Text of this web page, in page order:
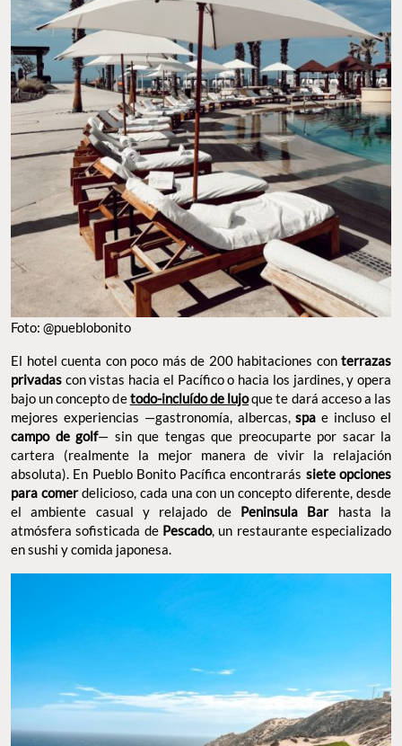
Foto: @pueblobonito
El hotel cuenta con poco más de 200 habitaciones conterrazas
privadas con vistas hacia el Pacífico o hacia los jardines, y opera
bajo un concepto detodo-incluído de lujoque te dará acceso a las
mejores experiencias —gastronomía, albercas,spa e incluso el
campo de golf— sin que tengas que preocuparte por sacar la
cartera (realmente la mejor manera de vivir la relajación
absoluta). En Pueblo Bonito Pacífica encontrarás siete opciones
para comerdelicioso, cada una con un concepto diferente, desde
el ambiente casual y relajado de Peninsula Barhasta la
atmósfera sofisticada de Pescado, un restaurante especializado
en sushi y comida japonesa.